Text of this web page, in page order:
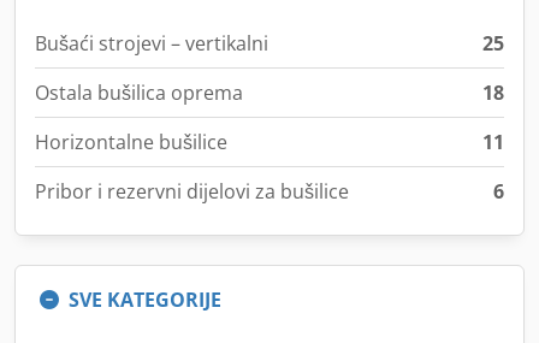
Bušaći strojevi – vertikalni
25
Ostala bušilica oprema
18
Horizontalne bušilice
11
Pribor i rezervni dijelovi za bušilice
6
SVE KATEGORIJE